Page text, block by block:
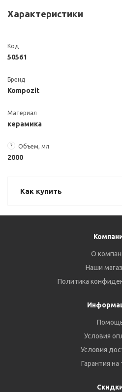
Характеристики
Код
50561
Бренд
Kompozit
Материал
керамика
? Объем, мл
2000
Как купить
О
Наши
Политика
Условия
Условия
Гарантия на